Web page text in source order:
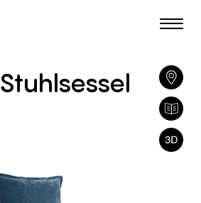
Stuhlsessel